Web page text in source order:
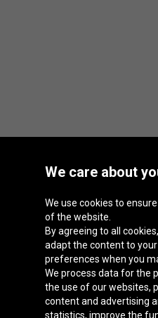
We care about
We use cookies to
of the website.
By agreeing to all
adapt the content to
preferences when you
We process data for the
the use of our websites,
content and advertising
statistics, improve the